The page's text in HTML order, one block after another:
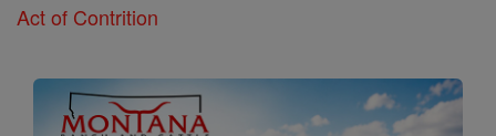
Act of Contrition